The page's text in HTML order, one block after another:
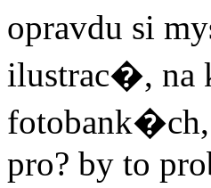
opravdu si
ilustrac�, na
pro? by to